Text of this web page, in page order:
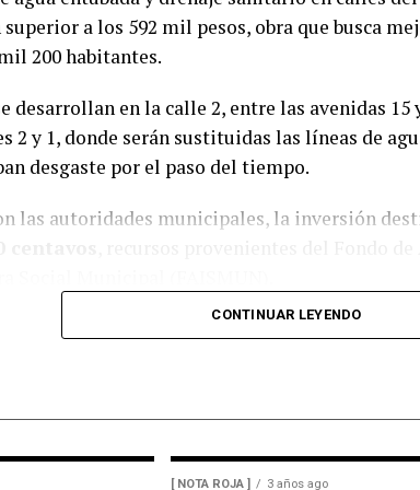
a los 592 mil pesos, obra que busca
200 habitantes.
desarrollan en la calle 2, entre las avenidas 15
2 y 1, donde serán sustituidas las líneas de
desgaste por el paso del tiempo.
las autoridades municipales, la inversión
inmediato para las familias de la zona,
daños en la vialidad ocasionados por
CONTINUAR LEYENDO
[ NOTA ROJA ] 3 años ago